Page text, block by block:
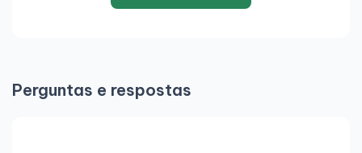
Perguntas e respostas